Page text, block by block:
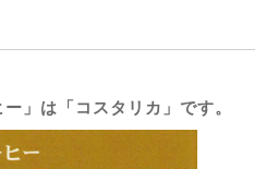
」は「コスタリカ」です。